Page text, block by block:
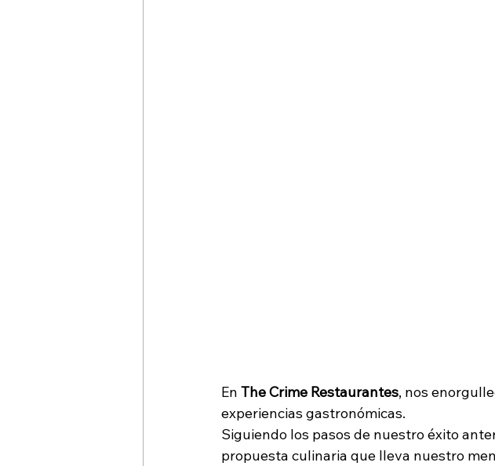
En The Crime Restaurantes, nos
experiencias gastronómicas.
Siguiendo los pasos de nuestro éxito
propuesta culinaria que lleva nuestro